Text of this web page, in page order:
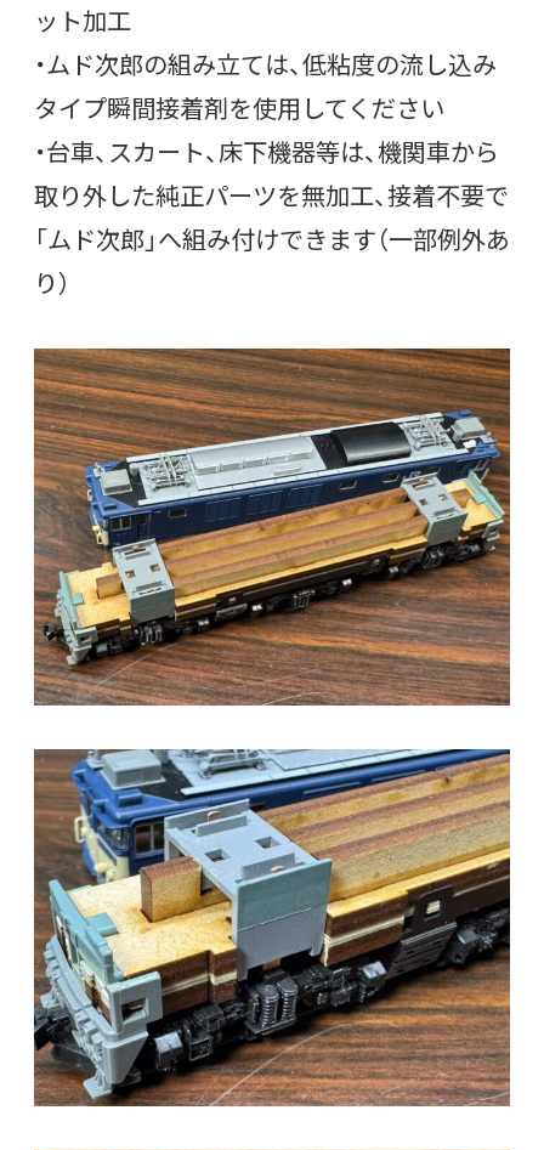
ット加工
・ムド次郎の組み立ては、低粘度の流し込み
タイプ瞬間接着剤を使用してください
・台車、スカート、床下機器等は、機関車から
取り外した純正パーツを無加工、接着不要で
「ムド次郎」へ組み付けできます（一部例外あ
り）